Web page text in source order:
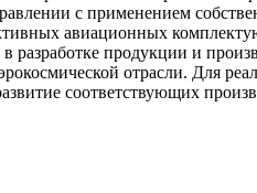
с применением
авиационных
разработке продукции и
отрасли. Для
соответствующих